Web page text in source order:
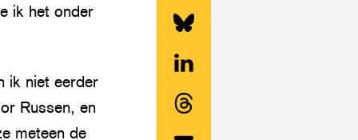
dit
artikel
Facebook
this
article
dit
ik het onder
ik niet eerder
Russen, en
meteen de